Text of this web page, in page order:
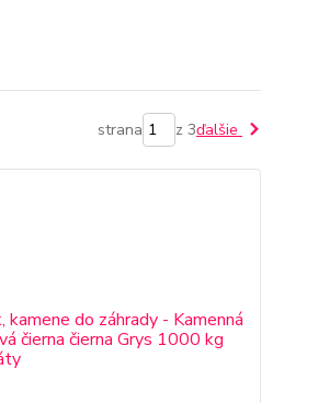
strana z 3ďalšie